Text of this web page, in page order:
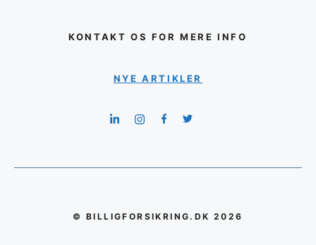
KONTAKT OS FOR MERE INFO
NYE ARTIKLER
© BILLIGFORSIKRING.DK 2026